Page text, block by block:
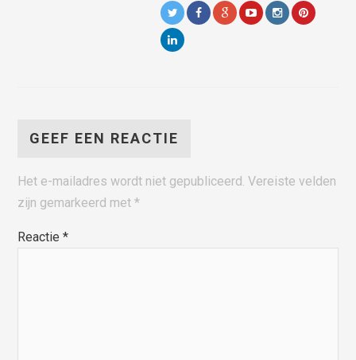
GEEF EEN REACTIE
Het e-mailadres wordt niet gepubliceerd. Vereiste velden
zijn gemarkeerd met*
Reactie*